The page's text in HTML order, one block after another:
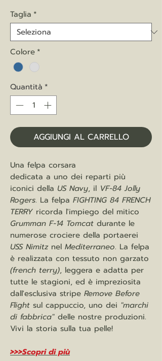
Taglia *
Colore *
Quantità *
AGGIUNGI AL CARRELLO
Una felpa corsara
dedicata a uno dei reparti più
iconici della US Navy, il VF-84 Jolly
Rogers. La felpa FIGHTING 84 FRENCH
TERRY ricorda l'impiego del mitico
Grumman F-14 Tomcat durante le
numerose crociere della portaerei
USS Nimitznel Mediterraneo. La felpa
è realizzata con tessuto non garzato
(french terry), leggera e adatta per
tutte le stagioni, ed è impreziosita
dall'esclusiva stripe Remove Before
Flight sul cappuccio, uno dei "marchi
di fabbrica" delle nostre produzioni.
Vivi la storia sulla tua pelle!
>>>Scopri di più